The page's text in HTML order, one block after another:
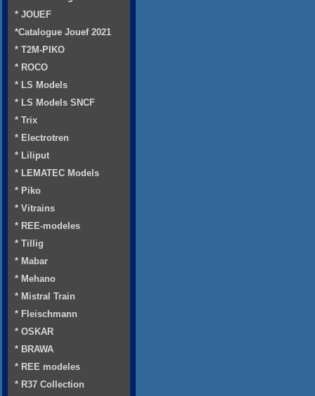
* JOUEF
*Catalogue Jouef 2021
* T2M-PIKO
* ROCO
* LS Models
* LS Models SNCF
* Trix
* Electrotren
* Liliput
* LEMATEC Models
* Piko
* Vitrains
* REE-modeles
* Tillig
* Mabar
* Mehano
* Mistral Train
* Fleischmann
* OSKAR
* BRAWA
* REE modeles
* R37 Collection